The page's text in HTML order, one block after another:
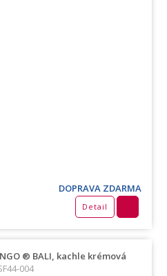
DOPRAVA ZDARMA
Detail
® BALI, kachle krémová
004